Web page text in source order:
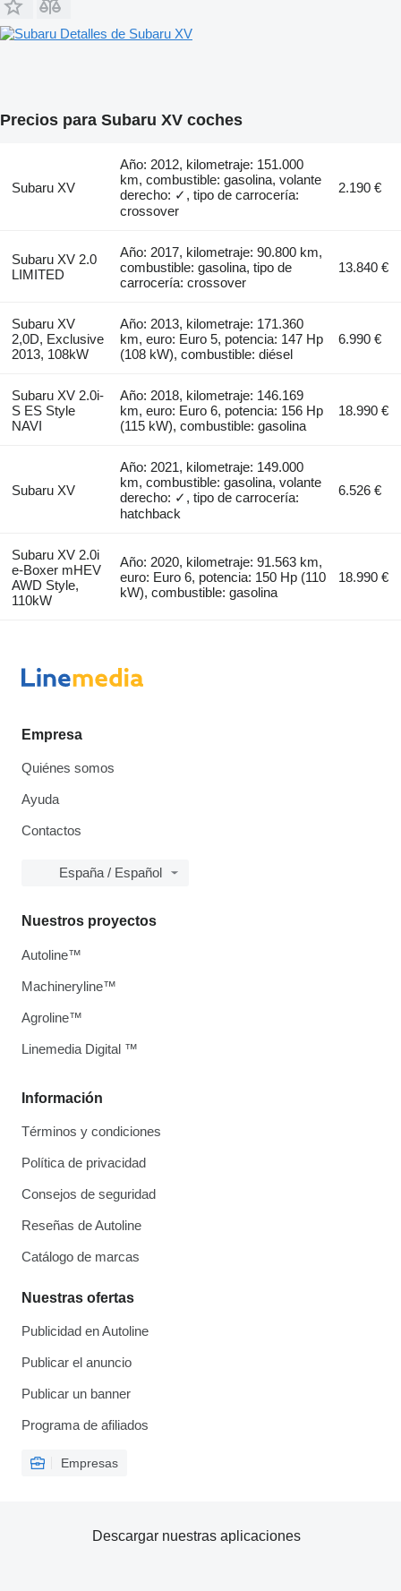
Detalles de Subaru XV
Precios para Subaru XV coches
Subaru XV
Año: 2012, kilometraje: 151.000
km, combustible: gasolina, volante
derecho: ✓, tipo de carrocería:
crossover
2.190 €
Subaru XV 2.0
LIMITED
Año: 2017, kilometraje: 90.800 km,
combustible: gasolina, tipo de
carrocería: crossover
13.840 €
Subaru XV
2,0D, Exclusive
2013, 108kW
Año: 2013, kilometraje: 171.360
km, euro: Euro 5, potencia: 147 Hp
(108 kW), combustible: diésel
6.990 €
Subaru XV 2.0i-
S ES Style
NAVI
Año: 2018, kilometraje: 146.169
km, euro: Euro 6, potencia: 156 Hp
(115 kW), combustible: gasolina
18.990 €
Subaru XV
Año: 2021, kilometraje: 149.000
km, combustible: gasolina, volante
derecho: ✓, tipo de carrocería:
hatchback
6.526 €
Subaru XV 2.0i
e-Boxer mHEV
AWD Style,
110kW
Año: 2020, kilometraje: 91.563 km,
euro: Euro 6, potencia: 150 Hp (110
kW), combustible: gasolina
18.990 €
Empresa
Quiénes somos
Ayuda
Contactos
España / Español
Información
Términos y condiciones
Política de privacidad
Consejos de seguridad
Reseñas de Autoline
Catálogo de marcas
Nuestras ofertas
Publicidad en Autoline
Publicar el anuncio
Publicar un banner
Programa de afiliados
Empresas
Nuestros proyectos
Autoline™
Machineryline™
Agroline™
Linemedia Digital ™
Descargar nuestras aplicaciones